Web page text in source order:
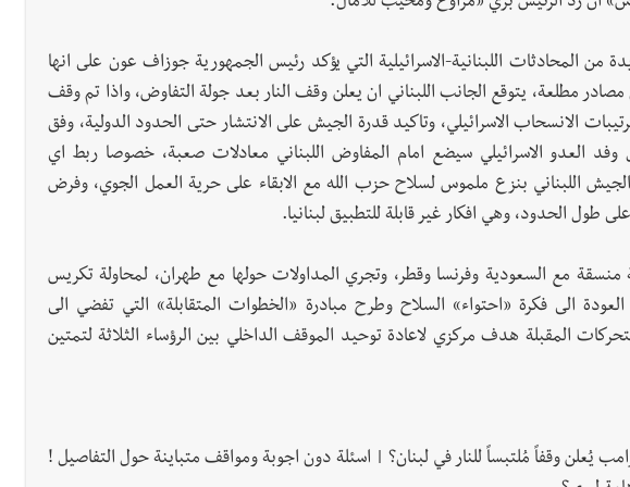
من المحادثات اللبنانية-الاسرائيلية التي يؤكد رئيس الجمهورية جوزاف عون على انها
مصادر مطلعة، يتوقع الجانب اللبناني ان يعلن وقف النار بعد جولة التفاوض، واذا تم وقف
الانسحاب الاسرائيلي، وتاكيد قدرة الجيش على الانتشار حتى الحدود الدولية، وفق
وفد العدو الاسرائيلي سيضع امام المفاوض اللبناني معادلات صعبة، خصوصا ربط اي
اللبناني بنزع ملموس لسلاح حزب الله مع الابقاء على حرية العمل الجوي، وفرض
طول الحدود، وهي افكار غير قابلة للتطبيق لبنانيا.
منسقة مع السعودية وفرنسا وقطر، وتجري المداولات حولها مع طهران، لمحاولة تكريس
الى فكرة «احتواء» السلاح وطرح مبادرة «الخطوات المتقابلة» التي تفضي الى
المقبلة هدف مركزي لاعادة توحيد الموقف الداخلي بين الرؤساء الثلاثة لتمتين
يُعلن وقفاً مُلتبساً للنار في لبنان؟ | اسئلة دون اجوبة ومواقف متباينة حول التفاصيل !